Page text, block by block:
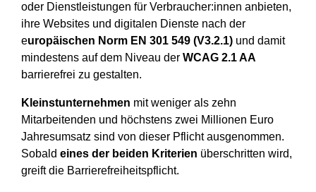
oder Dienstleistungen für Verbraucher:innen anbieten,
ihre Websites und digitalen Dienste nach der
europäischen Norm EN 301 549 (V3.2.1) und damit
mindestens auf dem Niveau der WCAG 2.1 AA
barrierefrei zu gestalten.
Kleinstunternehmen mit weniger als zehn
Mitarbeitenden und höchstens zwei Millionen Euro
Jahresumsatz sind von dieser Pflicht ausgenommen.
Sobald eines der beiden Kriterien überschritten wird,
greift die Barrierefreiheitspflicht.